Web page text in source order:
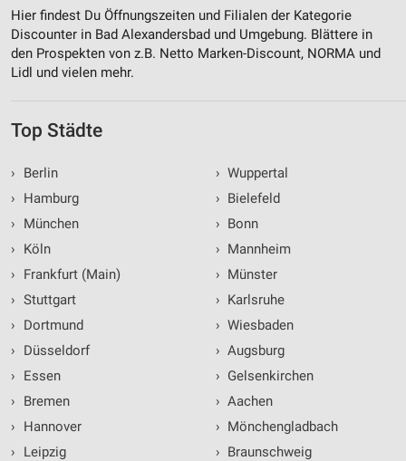
Hier findest Du Öffnungszeiten und Filialen der Kategorie
Discounter in Bad Alexandersbad und Umgebung. Blättere in
den Prospekten von z.B. Netto Marken-Discount, NORMA und
Lidl und vielen mehr.
Top Städte
›
Berlin
›
Hamburg
›
München
›
Köln
›
Frankfurt (Main)
› Stuttgart
›
Dortmund
›
Düsseldorf
›
Essen
›
Bremen
›
Hannover
›
Leipzig
› Wuppertal
› Bielefeld
› Bonn
› Mannheim
› Münster
› Karlsruhe
› Wiesbaden
› Augsburg
› Gelsenkirchen
› Aachen
› Mönchengladbach
› Braunschweig